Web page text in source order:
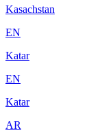
Kasachstan
EN
Katar
EN
Katar
AR